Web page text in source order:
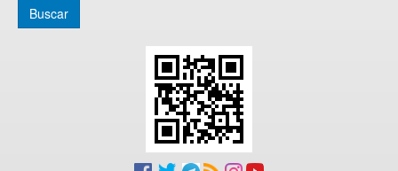
Buscar